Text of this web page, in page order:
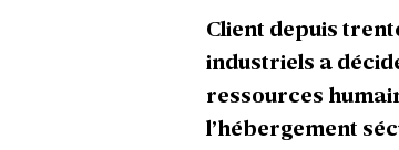
Client depuis
industriels a
ressources
l’hébergement